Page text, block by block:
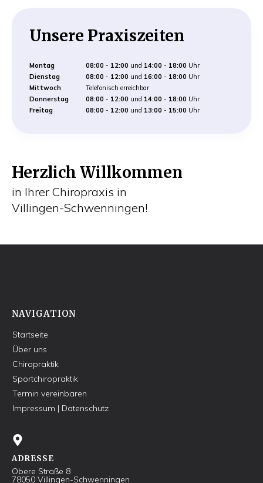
Herzlich Willkommen
in Ihrer Chiropraxis in
Villingen-Schwenningen!
Unsere Praxiszeiten
Montag
Dienstag
Mittwoch
Donnerstag
Freitag
08:00 - 12:00 und 14:00 - 18:00 Uhr
08:00 - 12:00 und 16:00 - 18:00 Uhr
Telefonisch erreichbar
08:00 - 12:00 und 14:00 - 18:00 Uhr
08:00 - 12:00 und 13:00 - 15:00 Uhr
NAVIGATION
Startseite
Über uns
Chiropraktik
Sportchiropraktik
Termin vereinbaren
Impressum | Datenschutz
ADRESSE
Obere Straße 8
78050 Villingen-Schwenningen